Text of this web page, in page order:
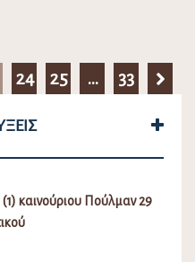
24 25 … 33
καινούριου Πούλμαν 29